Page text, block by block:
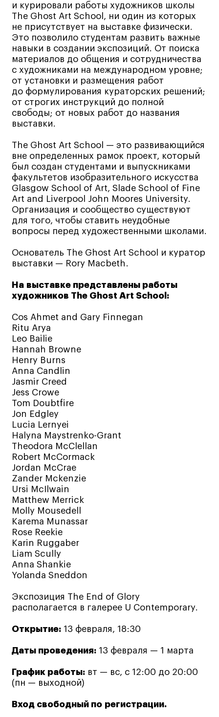
Специалист кино- и медиапродакшена
Графический дизайнер
Цифровой маркетолог
Технолог-конструктор одежды
Коммерческий фотограф
Все программы
Для школьников
Среднесрочные
Долгосрочные
Все программы
О школе
Новости
События
Блог
Лицензии и аккредитации
Ресурсы
Партнеры
Связи с индустрией
Вакансии
Контакты
Поступающим
Условия поступления
Стоимость обучения
Иностранным студентам
График учебного года
Вопросы и ответы
Карьера
Ассоциация выпускников
Центр карьеры
Живые проекты
Конкурсы
Участие в выставках
Проекты студентов
Работы студентов
«Живые» проекты
Участие в выставках
и курировали работы художников школы
The Ghost Art School, ни один из которых
не присутствует на выставке физически.
Это позволило студентам развить важные
навыки в создании экспозиций. От поиска
материалов до общения и сотрудничества
с художниками на международном уровне;
от установки и размещения работ
до формулирования кураторских решений;
от строгих инструкций до полной
свободы; от новых работ до названия
выставки.
The Ghost Art School — это развивающийся
вне определенных рамок проект, который
был создан студентами и выпускниками
факультетов изобразительного искусства
Glasgow School of Art, Slade School of Fine
Art and Liverpool John Moores University.
Организация и сообщество существуют
для того, чтобы ставить неудобные
вопросы перед художественными школами.
Основатель The Ghost Art School и куратор
выставки — Rory Macbeth.
На выставке представлены работы
художников The Ghost Art School:
Cos Ahmet and Gary Finnegan
Ritu Arya
Leo Bailie
Hannah Browne
Henry Burns
Anna Candlin
Jasmir Creed
Jess Crowe
Tom Doubtfire
Jon Edgley
Lucia Lernyei
Halyna Maystrenko-Grant
Theodora McClellan
Robert McCormack
Jordan McCrae
Zander Mckenzie
Ursi McIlwain
Matthew Merrick
Molly Mousedell
Karema Munassar
Rose Reekie
Karin Ruggaber
Liam Scully
Anna Shankie
Yolanda Sneddon
Экспозиция The End of Glory
располагается в галерее U Contemporary.
Открытие: 13 февраля, 18:30
Даты проведения: 13 февраля — 1 марта
График работы: вт — вс, с 12:00 до 20:00
(пн — выходной)
Вход свободный по регистрации.